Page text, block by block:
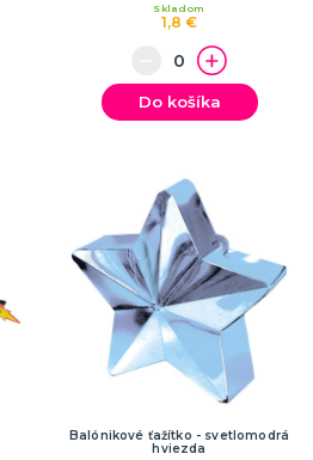
1,8 €
Skladom
Do košíka
Balónikové ťažítko - svetlomodrá
hviezda